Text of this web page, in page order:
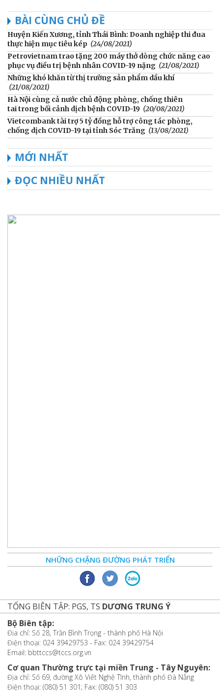
BÀI CÙNG CHỦ ĐỀ
Huyện Kiến Xương, tỉnh Thái Bình: Doanh nghiệp thi đua
thực hiện mục tiêu kép (24/08/2021)
Petrovietnam trao tặng 200 máy thở dòng chức năng cao
phục vụ điều trị bệnh nhân COVID-19 nặng (21/08/2021)
Những khó khăn từ thị trường sản phẩm dầu khí
(21/08/2021)
Hà Nội cùng cả nước chủ động phòng, chống thiên
tai trong bối cảnh dịch bệnh COVID-19 (20/08/2021)
Vietcombank tài trợ 5 tỷ đồng hỗ trợ công tác phòng,
chống dịch COVID-19 tại tỉnh Sóc Trăng (13/08/2021)
MỚI NHẤT
ĐỌC NHIỀU NHẤT
NHỮNG CHẶNG ĐƯỜNG PHÁT TRIỂN
TỔNG BIÊN TẬP: PGS, TS DƯƠNG TRUNG Ý
Bộ Biên tập:
Địa chỉ: Số 28, Trần Bình Trọng - thành phố Hà Nội
Điện thoại: 024 39429753 - Fax: 024 39429754
Email: bbttccs@tccs.org.vn
Cơ quan Thường trực tại miền Trung - Tây Nguyên:
Địa chỉ: Số 69, đường Xô Viết Nghệ Tĩnh, thành phố Đà Nẵng
Điện thoại: (080) 51 301; Fax: (080) 51 303